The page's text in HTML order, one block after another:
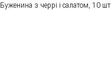
Буженина з черрі і салатом, 10 шт